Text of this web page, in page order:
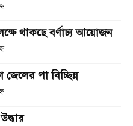
থাকছে বর্ণাঢ্য আয়োজন
জেলের পা বিচ্ছিন্ন